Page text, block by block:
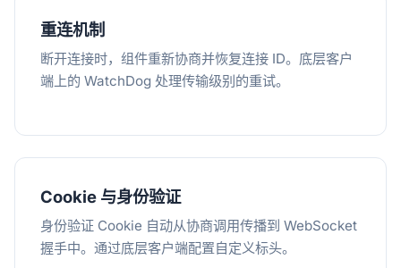
重连机制
断开连接时，组件重新协商并恢复连接 ID。底层客户
端上的 WatchDog 处理传输级别的重试。
Cookie 与身份验证
身份验证 Cookie 自动从协商调用传播到 WebSocket
握手中。通过底层客户端配置自定义标头。